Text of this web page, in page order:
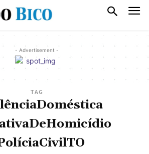
- Advertisement -
TAG